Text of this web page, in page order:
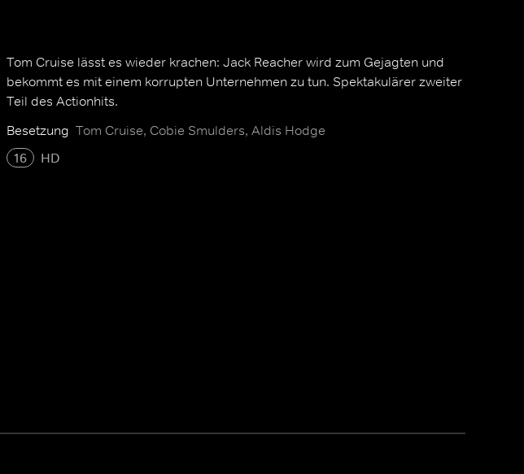
Tom Cruise lässt es wieder krachen: Jack Reacher wird zum Gejagten und
bekommt es mit einem korrupten Unternehmen zu tun. Spektakulärer zweiter
Teil des Actionhits.
Besetzung Tom Cruise, Cobie Smulders, Aldis Hodge
16
HD